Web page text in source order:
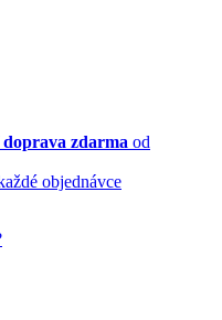
zdarma od
objednávce